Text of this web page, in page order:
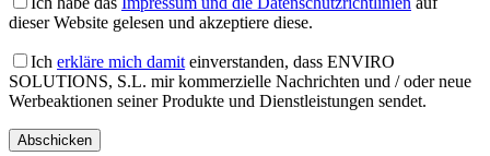
dieser Website gelesen und akzeptiere diese.
Ich erkläre mich damit einverstanden, dass ENVIRO
SOLUTIONS, S.L. mir kommerzielle Nachrichten und / oder neue
Werbeaktionen seiner Produkte und Dienstleistungen sendet.